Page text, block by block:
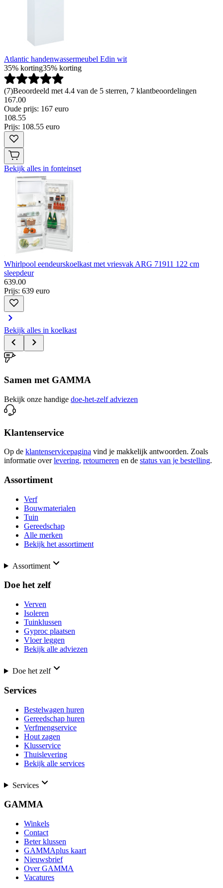
Atlantic handenwassermeubel Edin wit
35% korting35% korting
(7)Beoordeeld met 4.4 van de 5 sterren, 7 klantbeoordelingen
167.00
Oude prijs: 167 euro
108.55
Prijs: 108.55 euro
Bekijk alles in fonteinset
Whirlpool eendeurskoelkast met vriesvak ARG 71911 122 cm
sleepdeur
639.00
Prijs: 639 euro
Bekijk alles in koelkast
Samen met GAMMA
Bekijk onze handige doe-het-zelf adviezen
Klantenservice
Op de klantenservicepagina vind je makkelijk antwoorden. Zoals
informatie over levering, retourneren en de status van je bestelling.
Assortiment
Verf
Bouwmaterialen
Tuin
Gereedschap
Alle merken
Bekijk het assortiment
Assortiment
Doe het zelf
Verven
Isoleren
Tuinklussen
Gyproc plaatsen
Vloer leggen
Bekijk alle adviezen
Doe het zelf
Services
Bestelwagen huren
Gereedschap huren
Verfmengservice
Hout zagen
Klusservice
Thuislevering
Bekijk alle services
Services
GAMMA
Winkels
Contact
Beter klussen
GAMMAplus kaart
Nieuwsbrief
Over GAMMA
Vacatures